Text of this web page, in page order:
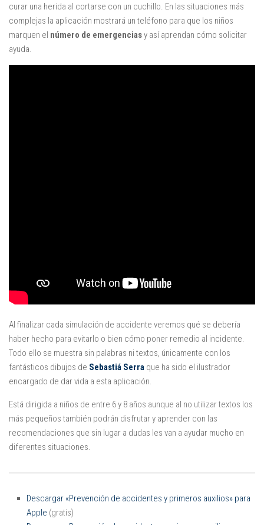
curar una herida al cortarse con un cuchillo. En las situaciones más
complejas la aplicación mostrará un teléfono para que los niños
marquen el número de emergenciasy así aprendan cómo solicitar
ayuda.
Al finalizar cada simulación de accidente veremos qué se debería
haber hecho para evitarlo o bien cómo poner remedio al incidente.
Todo ello se muestra sin palabras ni textos, únicamente con los
fantásticos dibujos de Sebastiá Serra que ha sido el ilustrador
encargado de dar vida a esta aplicación.
Está dirigida a niños de entre 6 y 8 años aunque al no utilizar textos los
más pequeños también podrán disfrutar y aprender con las
recomendaciones que sin lugar a dudas les van a ayudar mucho en
diferentes situaciones.
Descargar «Prevención de accidentes y primeros auxilios» para
Apple (gratis)